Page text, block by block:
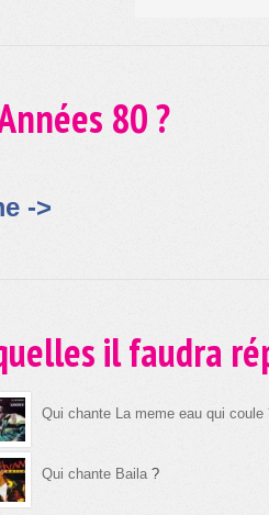
80 ?
->
il faudra
Qui chante La meme eau qui coule
Qui chante Baila?